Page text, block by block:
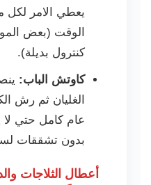
يعطي الامر لكل
الوقت (بعض
كنترول بديلة).
كاوتش الباب:
عام كامل حتي
بدون تشققات
أعطال الثلاجات